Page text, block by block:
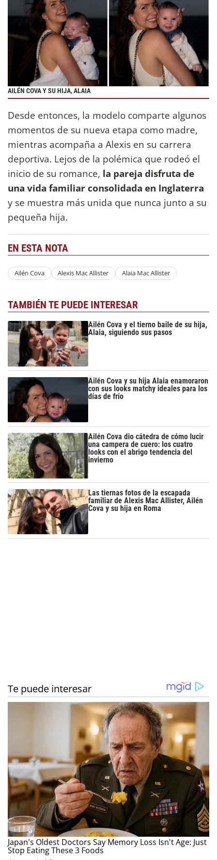
AILÉN COVA Y SU HIJA, ALAIA
Desde entonces, la modelo comparte algunos
momentos de su nueva etapa como madre,
mientras acompaña a Alexis en su carrera
deportiva. Lejos de la polémica que rodeó el
inicio de su romance, la pareja disfruta de
una vida familiar consolidada en Inglaterra
y se muestra más unida que nunca junto a su
pequeña hija.
EN ESTA NOTA
Ailén Cova Alexis Mac Allister Alaia Mac Allister
TAMBIÉN TE PUEDE INTERESAR
Ailén Cova y el tierno baile de su hija,
Alaia, siguiendo sus pasos
Ailén Cova y su hija Alaia enamoraron
con sus looks matchy ideales para los
días de frío
Ailén Cova dio cátedra de cómo lucir
una campera de cuero: los cuatro
looks con el abrigo tendencia del
invierno
Las tiernas fotos de la escapada
familiar de Alexis Mac Allister, Ailén
Cova y su hija en Roma